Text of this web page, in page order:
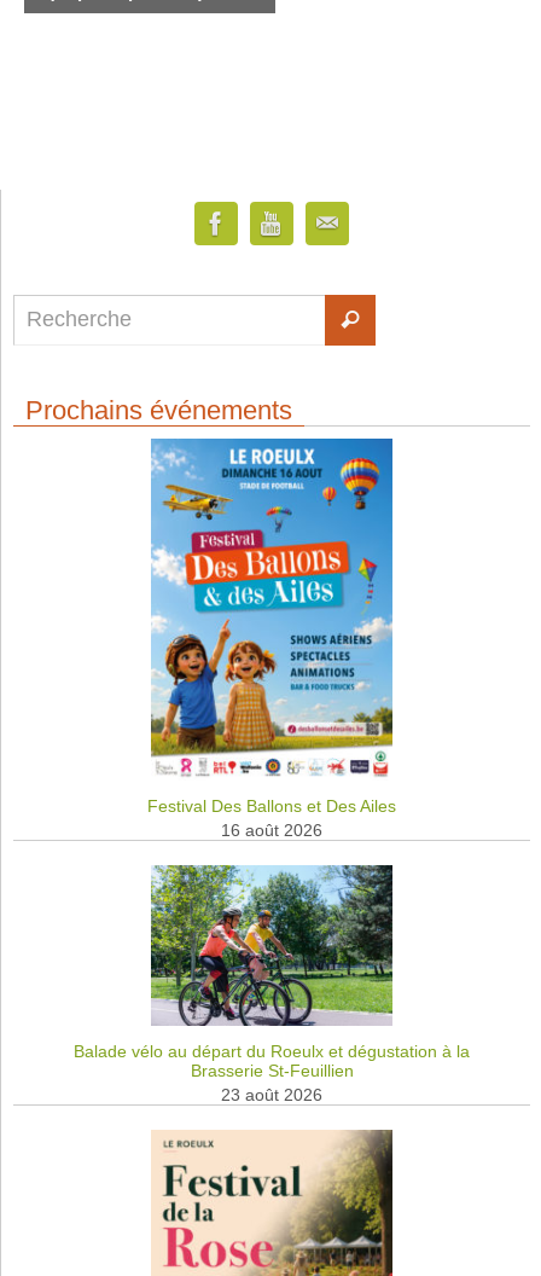
Prochains événements
Festival Des Ballons et Des Ailes
16 août 2026
Balade vélo au départ du Roeulx et dégustation à la
Brasserie St-Feuillien
23 août 2026